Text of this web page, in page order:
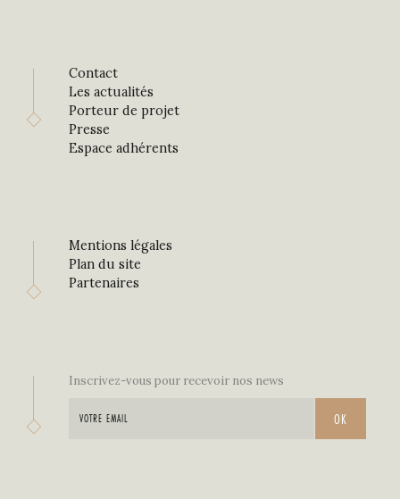
Contact
Les actualités
Porteur de projet
Presse
Espace adhérents
Mentions légales
Plan du site
Partenaires
Inscrivez-vous pour recevoir nos news